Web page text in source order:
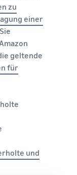
zu
einer
geltende
für
und